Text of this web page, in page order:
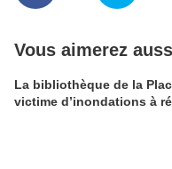
Vous aimerez
La bibliothèque de la
victime d’inondations à